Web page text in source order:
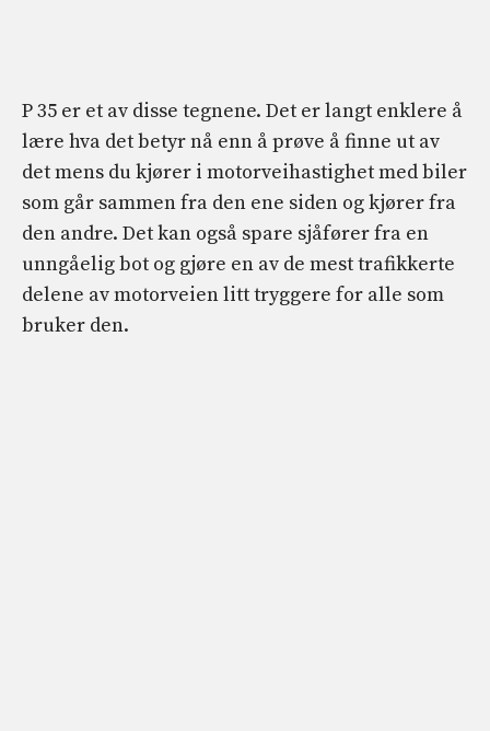
P 35 er et av disse tegnene. Det er langt enklere å
lære hva det betyr nå enn å prøve å finne ut av
det mens du kjører i motorveihastighet med biler
som går sammen fra den ene siden og kjører fra
den andre. Det kan også spare sjåfører fra en
unngåelig bot og gjøre en av de mest trafikkerte
delene av motorveien litt tryggere for alle som
bruker den.